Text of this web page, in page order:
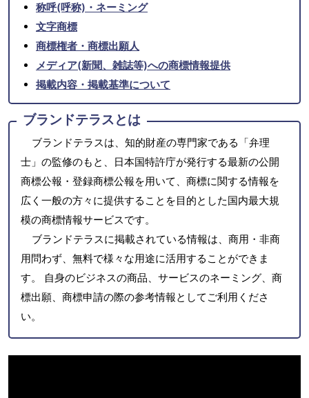
称呼(呼称)・ネーミング
文字商標
商標権者・商標出願人
メディア(新聞、雑誌等)への商標情報提供
掲載内容・掲載基準について
ブランドテラスとは
ブランドテラスは、知的財産の専門家である「弁理
士」の監修のもと、日本国特許庁が発行する最新の公開
商標公報・登録商標公報を用いて、商標に関する情報を
広く一般の方々に提供することを目的とした国内最大規
模の商標情報サービスです。
ブランドテラスに掲載されている情報は、商用・非商
用問わず、無料で様々な用途に活用することができま
す。 自身のビジネスの商品、サービスのネーミング、商
標出願、商標申請の際の参考情報としてご利用くださ
い。